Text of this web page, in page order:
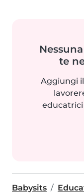
te
Aggiungi
educatrici
Babysits